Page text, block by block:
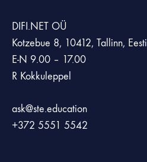
DIFI.NET OÜ
Kotzebue 8, 10412, Tallinn, Eesti
E-N 9.00 – 17.00
R Kokkuleppel
ask@ste.education
+372 5551 5542